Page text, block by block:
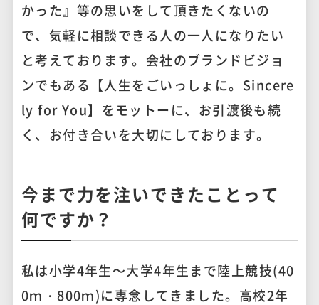
かった』等の思いをして頂きたくないの
で、気軽に相談できる人の一人になりたい
と考えております。会社のブランドビジョ
ンでもある【人生をごいっしょに。Sincere
ly for You】をモットーに、お引渡後も続
く、お付き合いを大切にしております。
今まで力を注いできたことって
何ですか？
私は小学4年生～大学4年生まで陸上競技(40
0ｍ・800ｍ)に専念してきました。高校2年